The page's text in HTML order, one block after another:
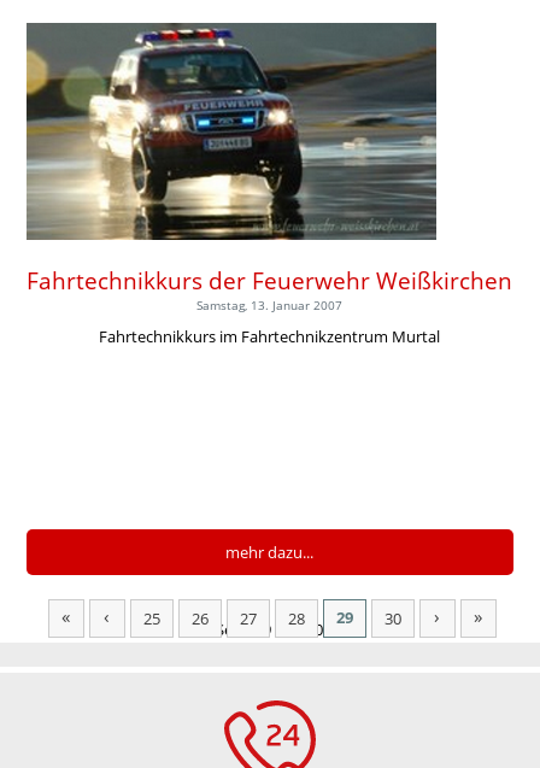
Fahrtechnikkurs der Feuerwehr Weißkirchen
Samstag, 13. Januar 2007
Fahrtechnikkurs im Fahrtechnikzentrum Murtal
mehr dazu...
Seite 29 von 30
« ‹ 25 26 27 28 29 30 › »